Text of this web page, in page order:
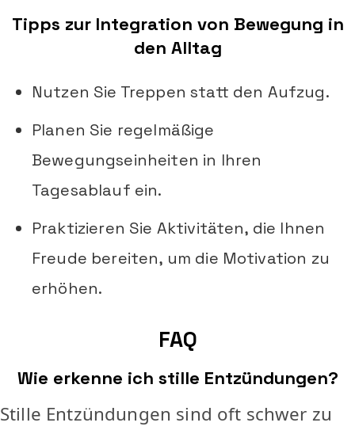
Tipps zur Integration von Bewegung in
den Alltag
Nutzen Sie Treppen statt den Aufzug.
Planen Sie regelmäßige
Bewegungseinheiten in Ihren
Tagesablauf ein.
Praktizieren Sie Aktivitäten, die Ihnen
Freude bereiten, um die Motivation zu
erhöhen.
FAQ
Wie erkenne ich stille Entzündungen?
Stille Entzündungen sind oft schwer zu